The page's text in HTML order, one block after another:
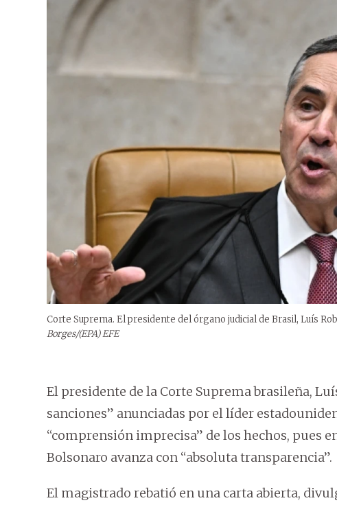
Corte Suprema. El presidente del órgano judicial de Brasil, Luís
Borges/(EPA) EFE
El presidente de la Corte Suprema brasileña,
sanciones” anunciadas por el líder
“comprensión imprecisa” de los hechos, pues
Bolsonaro avanza con “absoluta transparencia”.
El magistrado rebatió en una carta abierta,